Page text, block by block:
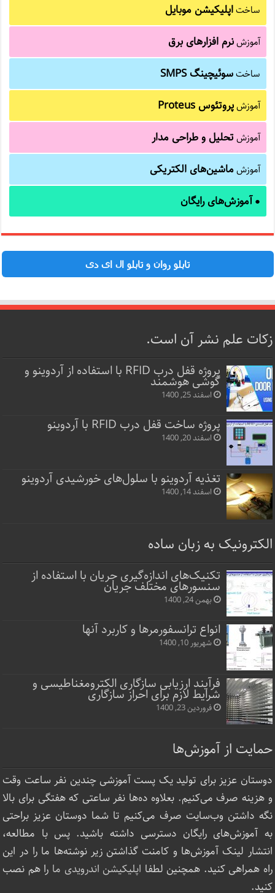
ساختاپلیکیشن موبایل
آموزشنرم افزارهای برق
ساختسوئیچینگ SMPS
آموزشپروتئوس Proteus
آموزشتحلیل و طراحی مدار
آموزشماشین‌های الکتریکی
● آموزش‌های رایگان
تابلو روان و تابلو ال ای دی
زکات علم نشر آن است.
پروژه قفل‌ درب RFID با استفاده از آردوینو و
گوشی هوشمند
اسفند 25, 1400
پروژه ساخت قفل‌ درب RFID با آردوینو
اسفند 20, 1400
تغذیه آردوینو با سلول‌های خورشیدی آردوینو
اسفند 14, 1400
الکترونیک به زبان ساده
تکنیک‌های اندازه‌گیری جریان با استفاده از
سنسورهای مختلف جریان
بهمن 24, 1400
انواع ترانسفورمرها و کاربرد آنها
شهریور 10, 1400
فرآیند ارزیابی سازگاری الکترومغناطیسی و
شرایط لازم برای احراز سازگاری
فروردین 23, 1400
حمایت از آموزش‌ها
دوستان عزیز برای تولید یک پست آموزشی چندین نفر ساعت‌ وقت
و هزینه صرف می‌کنیم. بعلاوه ده‌ها نفر ساعتی که هفتگی برای بالا
نگه داشتن وب‌سایت صرف ‌می‌کنیم تا شما دوستان عزیز براحتی
به آموزش‌های رایگان دسترسی داشته باشید. پس با مطالعه،
انتشار لینک‌ آموزش‌ها و کامنت گذاشتن زیر نوشته‌‌ها ما را در این
راه همراهی کنید. همچنین لطفا اپلیکیشن اندرویدی ما را هم نصب
کنید.